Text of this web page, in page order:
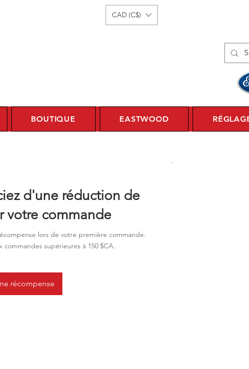
CAD (C$)
BOUTIQUE EASTWOOD
d'une réduction de
votre commande
lors de votre première commande.
récompense
commandes supérieures à 150 $CA.